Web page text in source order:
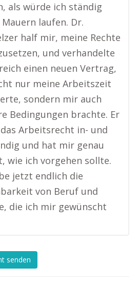
als würde ich ständig
Mauern laufen. Dr.
half mir, meine Rechte
und verhandelte
einen neuen Vertrag,
nur meine Arbeitszeit
sondern mir auch
Bedingungen brachte. Er
Arbeitsrecht in- und
und hat mir genau
wie ich vorgehen sollte.
jetzt endlich die
von Beruf und
die ich mir gewünscht
senden